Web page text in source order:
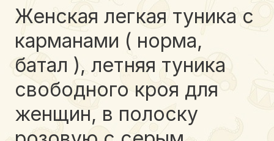
Женская легкая туника с
карманами ( норма,
батал ), летняя туника
свободного кроя для
женщин, в полоску